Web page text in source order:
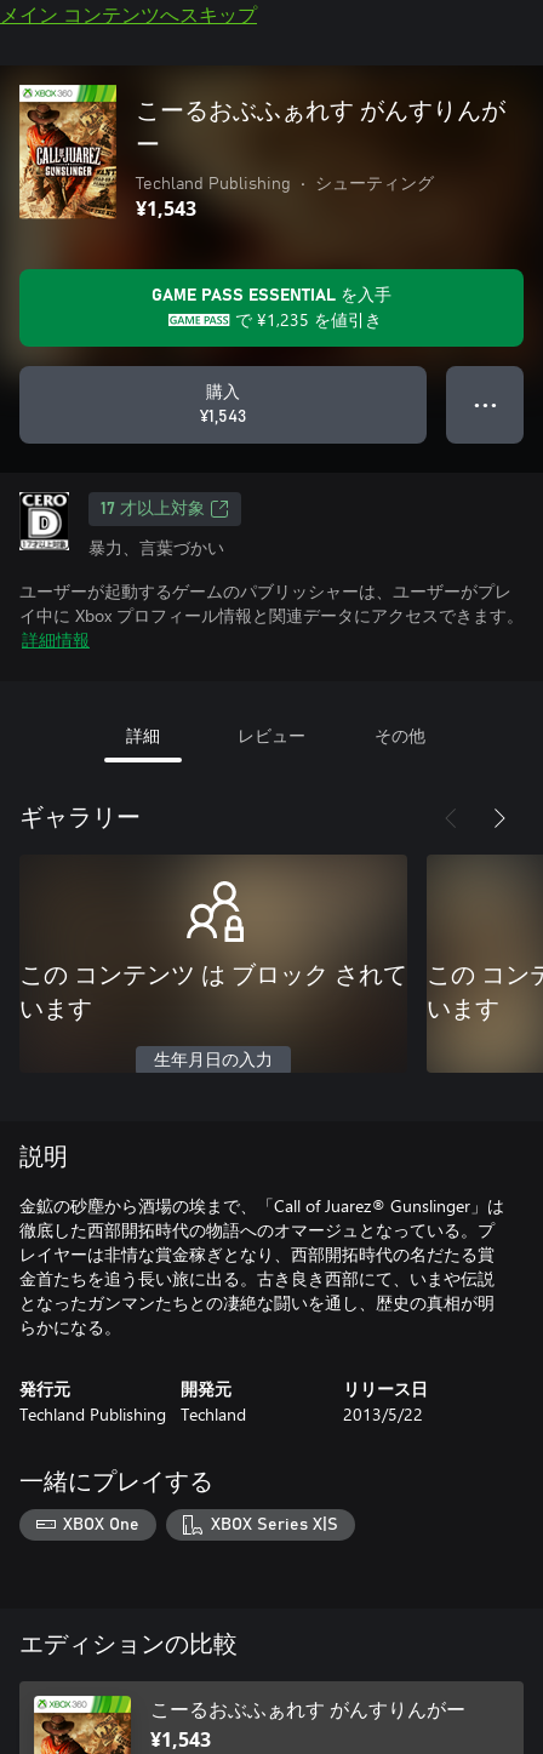
メイン コンテンツへスキップ
こーるおぶふぁれす がんすりんが
ー
Techland Publishing • シューティング
¥1,543
GAME PASS ESSENTIAL を入手
で ¥1,235 を値引き
購入
¥1,543
● ● ●
17 才以上対象
暴力、言葉づかい
ユーザーが起動するゲームのパブリッシャーは、ユーザーがプレ
イ中に Xbox プロフィール情報と関連データにアクセスできます。
詳細情報
詳細 レビュー その他
ギャラリー
この コンテンツ は ブロック されて
います
生年月日の入力
この コン
います
説明
金鉱の砂塵から酒場の埃まで、「Call of Juarez® Gunslinger」は
徹底した西部開拓時代の物語へのオマージュとなっている。プ
レイヤーは非情な賞金稼ぎとなり、西部開拓時代の名だたる賞
金首たちを追う長い旅に出る。古き良き西部にて、いまや伝説
となったガンマンたちとの凄絶な闘いを通し、歴史の真相が明
らかになる。
発行元
Techland Publishing
開発元
Techland
リリース日
2013/5/22
一緒にプレイする
XBOX One XBOX Series X|S
エディションの比較
こーるおぶふぁれす がんすりんがー
¥1,543